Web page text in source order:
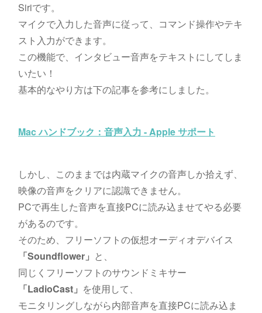
Siriです。
マイクで入力した音声に従って、コマンド操作やテキ
スト入力ができます。
この機能で、インタビュー音声をテキストにしてしま
いたい！
基本的なやり方は下の記事を参考にしました。
Mac ハンドブック：音声入力 - Apple サポート
しかし、このままでは内蔵マイクの音声しか拾えず、
映像の音声をクリアに認識できません。
PCで再生した音声を直接PCに読み込ませてやる必要
があるのです。
そのため、フリーソフトの仮想オーディオデバイス
「Soundflower」 と、
同じくフリーソフトのサウンドミキサー
「LadioCast」 を使用して、
モニタリングしながら内部音声を直接PCに読み込ま